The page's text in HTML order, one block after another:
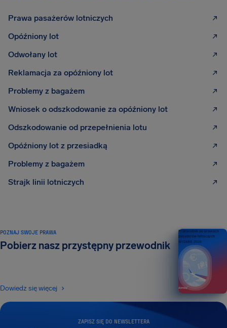
Prawa pasażerów lotniczych
Opóźniony lot
Odwołany lot
Reklamacja za opóźniony lot
Problemy z bagażem
Wniosek o odszkodowanie za opóźniony lot
Odszkodowanie od przepełnienia lotu
Opóźniony lot z przesiadką
Problemy z bagażem
Strajk linii lotniczych
ZAPISZ SIĘ DO NEWSLETTERA
POZNAJ SWOJE PRAWA
Pobierz nasz przystępny przewodnik
Dowiedz się więcej
Przewodnik po prawach
pasażerów lotniczych
WYDANIE 2026